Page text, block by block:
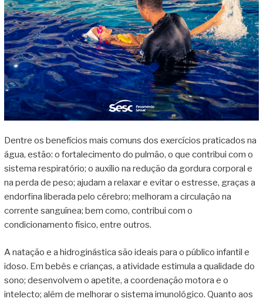
Dentre os benefícios mais comuns dos exercícios praticados na
água, estão: o fortalecimento do pulmão, o que contribui com o
sistema respiratório; o auxílio na redução da gordura corporal e
na perda de peso; ajudam a relaxar e evitar o estresse, graças a
endorfina liberada pelo cérebro; melhoram a circulação na
corrente sanguínea; bem como, contribui com o
condicionamento físico, entre outros.
A natação e a hidroginástica são ideais para o público infantil e
idoso. Em bebês e crianças, a atividade estimula a qualidade do
sono; desenvolvem o apetite, a coordenação motora e o
intelecto; além de melhorar o sistema imunológico. Quanto aos